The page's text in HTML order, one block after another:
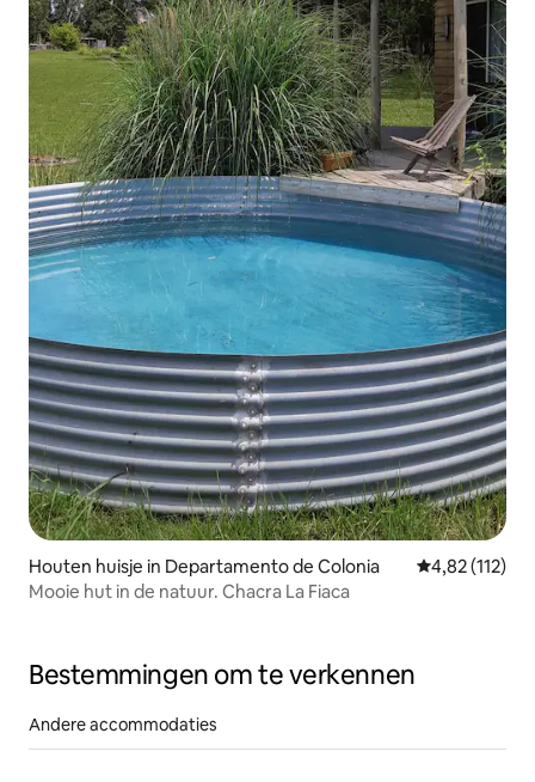
Houten huisje in Departamento de Colonia Gemiddelde
4,82 (112)
Mooie hut in de natuur. Chacra La Fiaca
Bestemmingen om te verkennen
Andere accommodaties